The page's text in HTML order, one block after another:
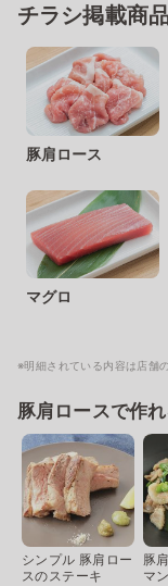
チラシ掲載商
豚肩ロース
マグロ
※明細されている内容は店舗
豚肩ロースで作
シンプル 豚肩ロー
スのステーキ
豚
マ